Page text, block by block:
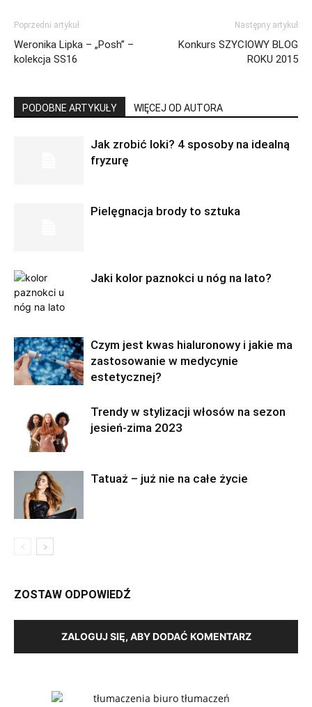
Poprzedni artykuł
Weronika Lipka – „Posh” –
kolekcja SS16
Następny artykuł
Konkurs SZYCIOWY BLOG
ROKU 2015
PODOBNE ARTYKUŁY WIĘCEJ OD AUTORA
Jak zrobić loki? 4 sposoby na idealną
fryzurę
Pielęgnacja brody to sztuka
Jaki kolor paznokci u nóg na lato?
Czym jest kwas hialuronowy i jakie ma
zastosowanie w medycynie
estetycznej?
Trendy w stylizacji włosów na sezon
jesień-zima 2023
Tatuaż – już nie na całe życie
ZOSTAW ODPOWIEDŹ
ZALOGUJ SIĘ, ABY DODAĆ KOMENTARZ